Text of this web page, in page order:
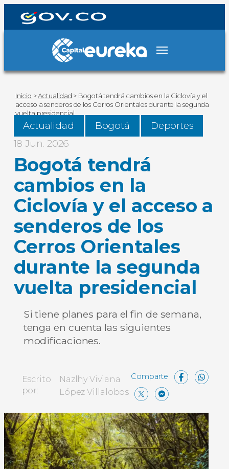
Inicio >Actualidad > Bogotá tendrá cambios en la Ciclovía y el
acceso a senderos de los Cerros Orientales durante la segunda
vuelta presidencial
Actualidad Bogotá
Deportes
18 Jun. 2026
Bogotá tendrá
cambios en la
Ciclovía y el acceso a
senderos de los
Cerros Orientales
durante la segunda
vuelta presidencial
Si tiene planes para el fin de semana,
tenga en cuenta las siguientes
modificaciones.
Escrito
por:
Nazlhy Viviana
López Villalobos
X